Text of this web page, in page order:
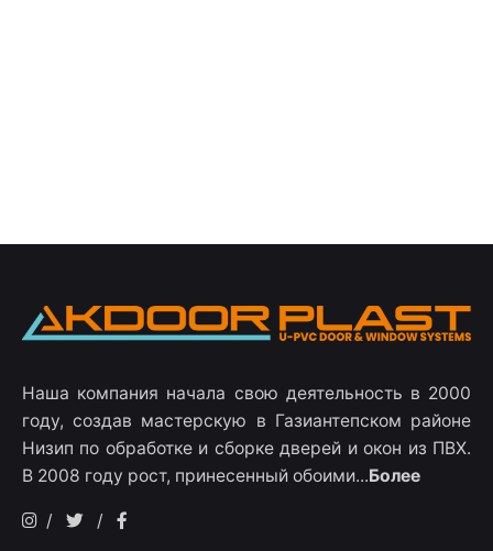
Наша компания начала свою деятельность в 2000
году, создав мастерскую в Газиантепском районе
Низип по обработке и сборке дверей и окон из ПВХ.
В 2008 году рост, принесенный обоими...Более
/ /